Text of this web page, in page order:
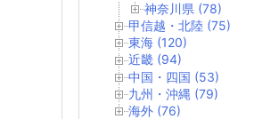
神奈川県 (78)
甲信越・北陸 (75)
東海 (120)
近畿 (94)
中国・四国 (53)
九州・沖縄 (79)
海外 (76)